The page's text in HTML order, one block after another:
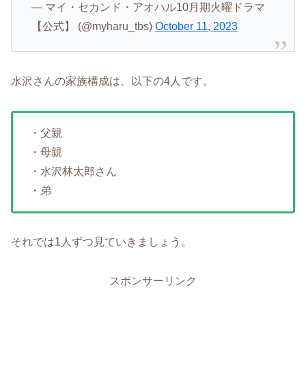
— マイ・セカンド・アオハル10月期火曜ドラマ
【公式】 (@myharu_tbs) October 11, 2023
水沢さんの家族構成は、以下の4人です。
・父親
・母親
・水沢林太郎さん
・弟
それでは1人ずつ見ていきましょう。
スポンサーリンク